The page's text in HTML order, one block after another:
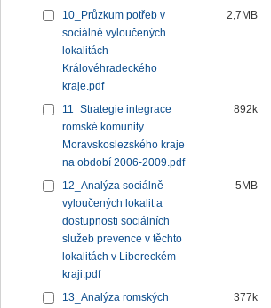
10_Průzkum potřeb v
sociálně vyloučených
lokalitách
Královéhradeckého
kraje.pdf
2,7MB
11_Strategie integrace
romské komunity
Moravskoslezského kraje
na období 2006-2009.pdf
892k
12_Analýza sociálně
vyloučených lokalit a
dostupnosti sociálních
služeb prevence v těchto
lokalitách v Libereckém
kraji.pdf
5MB
13_Analýza romských
377k